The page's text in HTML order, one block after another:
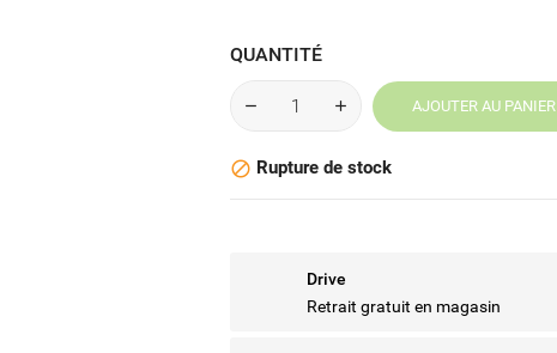
QUANTITÉ
AJOUTER AU PANIER
 Rupture de stock
Drive
Retrait gratuit en magasin